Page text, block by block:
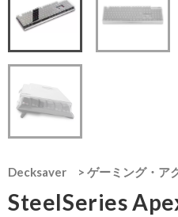
Decksaver > ゲーミング・ア
SteelSeries